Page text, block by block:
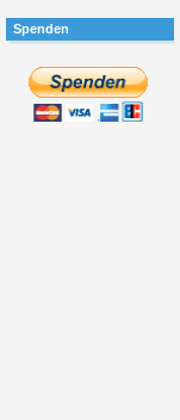
Spenden